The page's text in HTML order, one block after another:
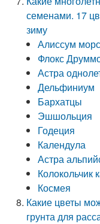
семенами. 17
зиму
Алиссум
Флокс
Астра
Дельфиниум
Бархатцы
Эшшольция
Годеция
Календула
Астра
Колокольчик
Космея
Какие цветы
грунта для